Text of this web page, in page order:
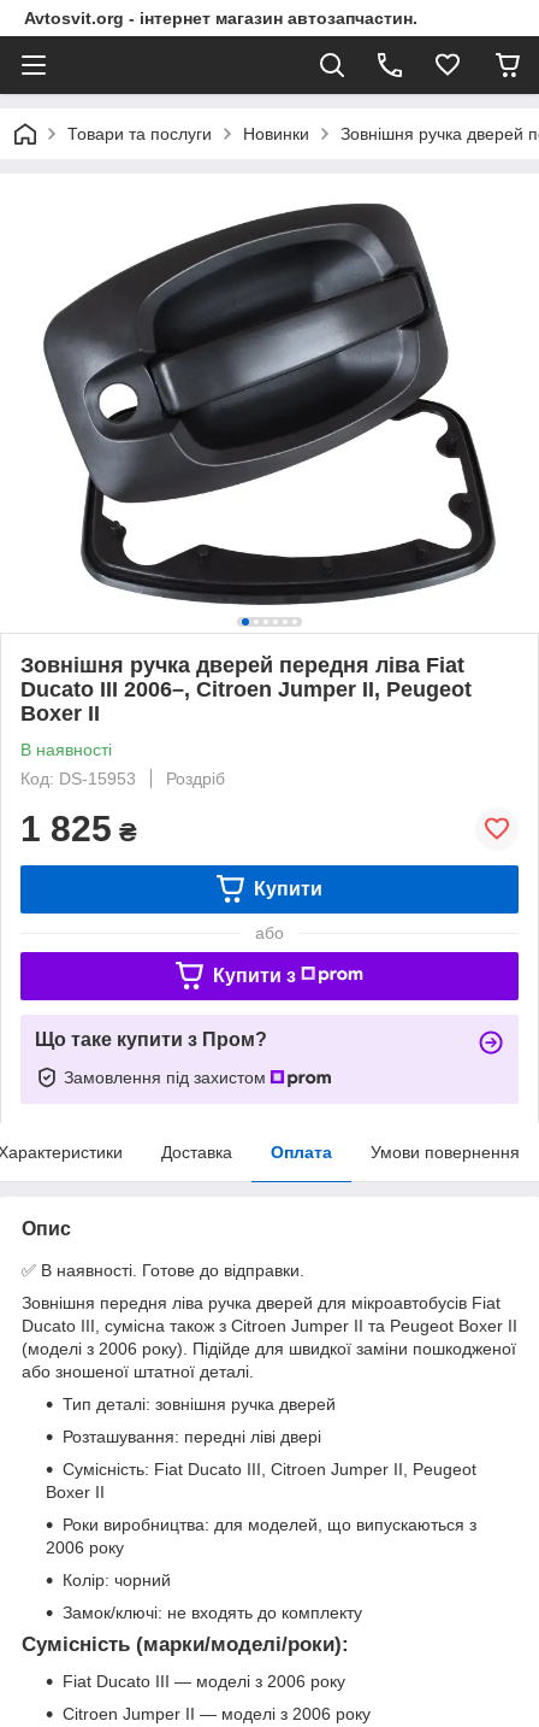
Avtosvit.org - інтернет магазин автозапчастин.
Товари та послуги Новинки Зовнішня ручка дверей
Зовнішня ручка дверей передня ліва Fiat
Ducato III 2006–, Citroen Jumper II, Peugeot
Boxer II
В наявності
Код: DS-15953
Роздріб
1 825 ₴
Купити
або
Купити з
Що таке купити з Пром?
Замовлення під захистом
Доставка Оплата Умови повернення
Опис
✅ В наявності. Готове до відправки.
Зовнішня передня ліва ручка дверей для мікроавтобусів Fiat
Ducato III, сумісна також з Citroen Jumper II та Peugeot Boxer II
(моделі з 2006 року). Підійде для швидкої заміни пошкодженої
або зношеної штатної деталі.
Тип деталі: зовнішня ручка дверей
Розташування: передні ліві двері
Сумісність: Fiat Ducato III, Citroen Jumper II, Peugeot
Boxer II
Роки виробництва: для моделей, що випускаються з
2006 року
Колір: чорний
Замок/ключі: не входять до комплекту
Сумісність (марки/моделі/роки):
Fiat Ducato III — моделі з 2006 року
Citroen Jumper II — моделі з 2006 року